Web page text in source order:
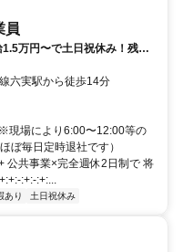
員
万円〜で土日祝休み！残業
野田線六実駅から徒歩14分
現場により6:00〜12:00等の
ぼ毎日定時退社です）
公共事業×完全週休2日制で 将
:+:-:+:...
あり 土日祝休み